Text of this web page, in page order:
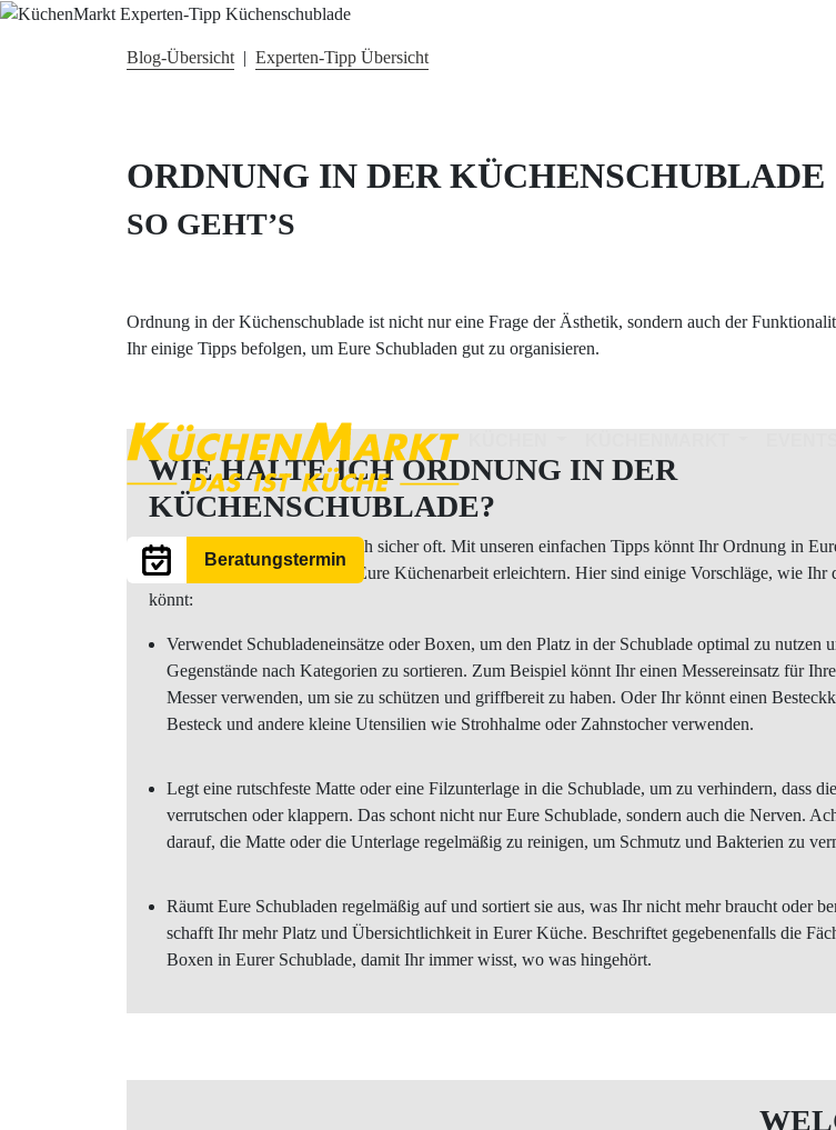
Beratungstermin
Blog-Übersicht | Experten-Tipp Übersicht
ORDNUNG IN DER KÜCHENSCHUBLADE
SO GEHT’S
Ordnung in der Küchenschublade ist nicht nur eine Frage der Ästhetik, sondern auch der
Ihr einige Tipps befolgen, um Eure Schubladen gut zu organisieren.
WIE HALTE ICH ORDNUNG IN DER
KÜCHENSCHUBLADE?
Diese Frage stellt Ihr Euch auch sicher oft. Mit unseren einfachen Tipps könnt Ihr Ordnung in
Küchenschublade halten und Eure Küchenarbeit erleichtern. Hier sind einige Vorschläge, wie Ihr
könnt:
Verwendet Schubladeneinsätze oder Boxen, um den Platz in der Schublade optimal zu nutzen
Gegenstände nach Kategorien zu sortieren. Zum Beispiel könnt Ihr einen Messereinsatz für
Messer verwenden, um sie zu schützen und griffbereit zu haben. Oder Ihr könnt einen
Besteck und andere kleine Utensilien wie Strohhalme oder Zahnstocher verwenden.
Legt eine rutschfeste Matte oder eine Filzunterlage in die Schublade, um zu verhindern, dass
verrutschen oder klappern. Das schont nicht nur Eure Schublade, sondern auch die Nerven.
darauf, die Matte oder die Unterlage regelmäßig zu reinigen, um Schmutz und Bakterien zu
Räumt Eure Schubladen regelmäßig auf und sortiert sie aus, was Ihr nicht mehr braucht oder
schafft Ihr mehr Platz und Übersichtlichkeit in Eurer Küche. Beschriftet gegebenenfalls die
Boxen in Eurer Schublade, damit Ihr immer wisst, wo was hingehört.